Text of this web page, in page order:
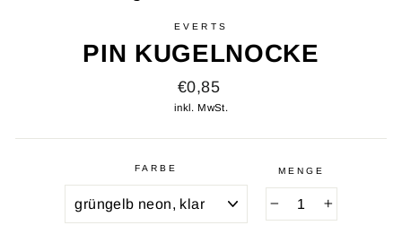
EVERTS
PIN KUGELNOCKE
Normaler
Preis
€0,85
inkl. MwSt.
FARBE MENGE